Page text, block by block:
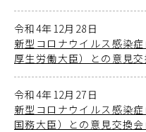
令和4年12月28日
新型コロナウイルス感染
厚生労働大臣）との意見
令和4年12月27日
新型コロナウイルス感染
国務大臣）との意見交換